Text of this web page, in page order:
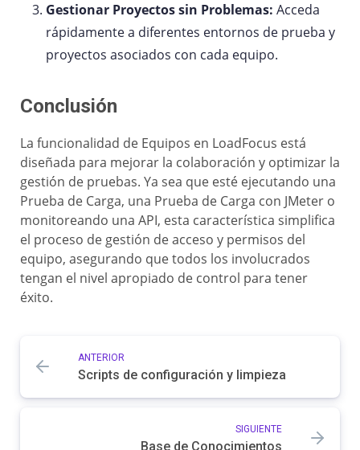
Gestionar Proyectos sin Problemas: Acceda
rápidamente a diferentes entornos de prueba y
proyectos asociados con cada equipo.
Conclusión
La funcionalidad de Equipos en LoadFocus está
diseñada para mejorar la colaboración y optimizar la
gestión de pruebas. Ya sea que esté ejecutando una
Prueba de Carga, una Prueba de Carga con JMeter o
monitoreando una API, esta característica simplifica
el proceso de gestión de acceso y permisos del
equipo, asegurando que todos los involucrados
tengan el nivel apropiado de control para tener
éxito.
ANTERIOR
Scripts de configuración y limpieza
SIGUIENTE
Base de Conocimientos